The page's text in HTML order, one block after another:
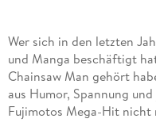
Wer sich in den letzten
und Manga beschäftigt
Chainsaw Man gehört
aus Humor, Spannung
Fujimotos Mega-Hit nicht